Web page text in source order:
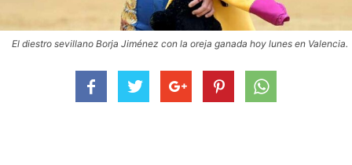
El diestro sevillano Borja Jiménez con la oreja ganada hoy lunes en Valencia.